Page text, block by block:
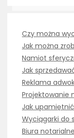
Czy można
Jak można
Namiot
Jak
Reklama
Projektowanie
Jak
Wyciągarki do
Biura